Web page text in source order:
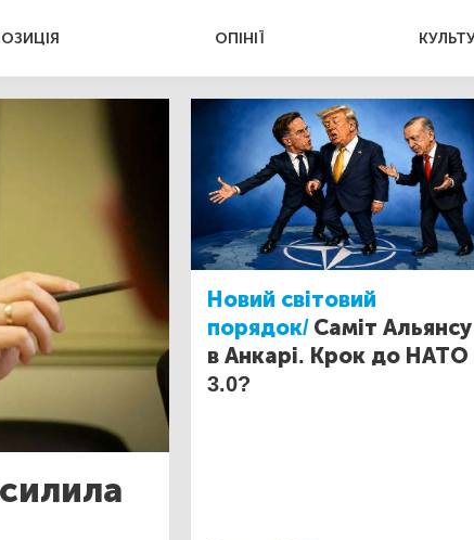
ОПІНІЇ
Новий світовий
порядок/ Саміт Альянсу
в Анкарі. Крок до НАТО
3.0?